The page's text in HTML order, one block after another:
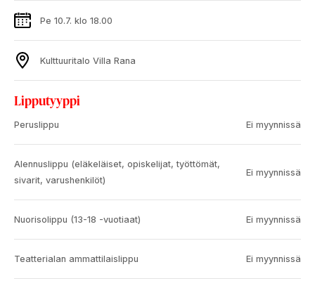
Pe 10.7. klo 18.00
Kulttuuritalo Villa Rana
Lipputyyppi
Peruslippu Ei myynnissä
Alennuslippu (eläkeläiset, opiskelijat, työttömät,
sivarit, varushenkilöt)
Ei myynnissä
Nuorisolippu (13-18 -vuotiaat) Ei myynnissä
Teatterialan ammattilaislippu Ei myynnissä